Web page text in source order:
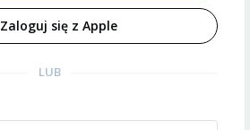
Zaloguj się z Apple
LUB